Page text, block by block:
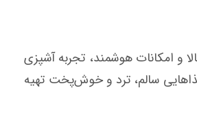
و امکانات هوشمند، تجربه آشپزی
سالم، ترد و خوش‌پخت تهیه